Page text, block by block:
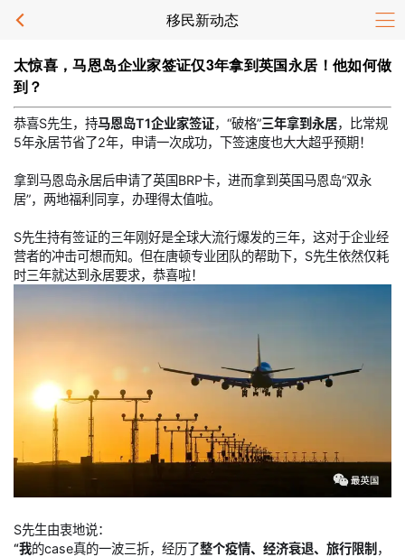
移民新动态
太惊喜，马恩岛企业家签证仅3年拿到英国永居！他如何做
到？
恭喜S先生，持马恩岛T1企业家签证，“破格”三年拿到永居，比常规
5年永居节省了2年，申请一次成功，下签速度也大大超乎预期！
拿到马恩岛永居后申请了英国BRP卡，进而拿到英国马恩岛“双永
居”，两地福利同享，办理得太值啦。
S先生持有签证的三年刚好是全球大流行爆发的三年，这对于企业经
营者的冲击可想而知。但在唐顿专业团队的帮助下，S先生依然仅耗
时三年就达到永居要求，恭喜啦！
S先生由衷地说：
“我的case真的一波三折，经历了整个疫情、经济衰退、旅行限制 ，